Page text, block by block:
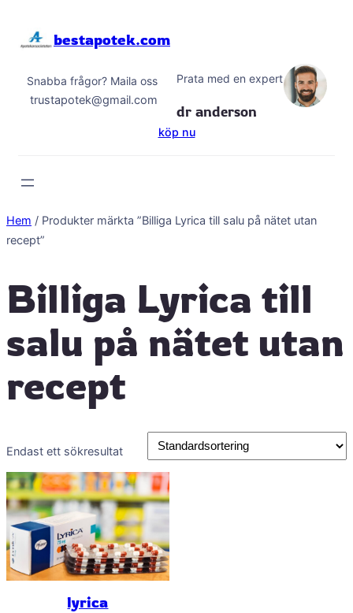
bestapotek.com
Snabba frågor? Maila oss
trustapotek@gmail.com
Prata med en expert
dr anderson
köp nu
Hem / Produkter märkta ”Billiga Lyrica till salu på nätet utan
recept”
Billiga Lyrica till
salu på nätet utan
recept
Endast ett sökresultat
lyrica